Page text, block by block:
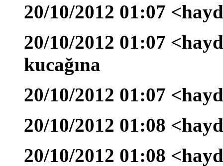
20/10/2012 01:07
20/10/2012 01:07
kucağına
20/10/2012 01:07
20/10/2012 01:08
20/10/2012 01:08